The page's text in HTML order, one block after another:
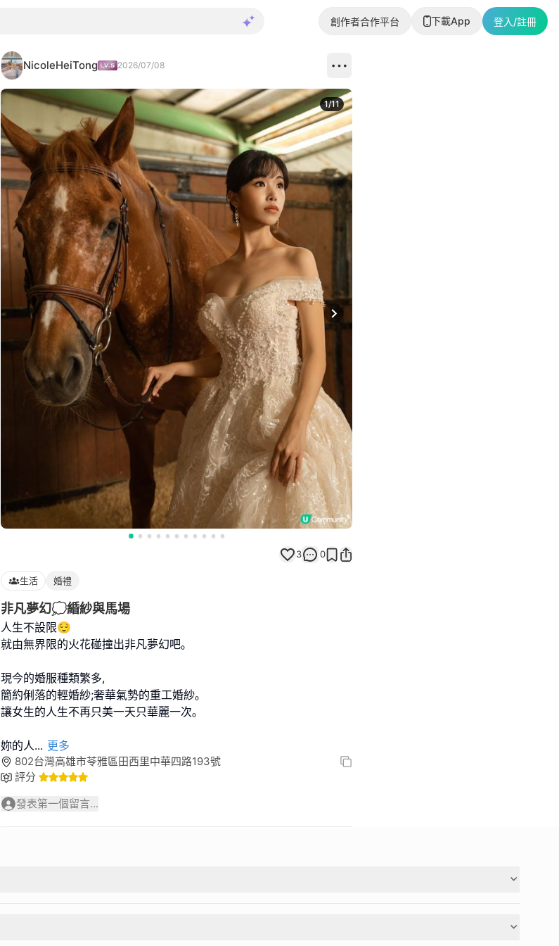
創作者合作平台 下載App 登入/註冊
NicoleHeiTong 2026/07/08
Next slide
1/11
3 0
生活 婚禮
非凡夢幻💭緍紗與馬場
人生不設限😌
就由無界限的火花碰撞出非凡夢幻吧｡
現今的婚服種類繁多,
簡約俐落的輕婚紗;奢華氣勢的重工婚紗｡
讓女生的人生不再只美一天只華麗一次｡
妳的人... 更多
802台灣高雄市苓雅區田西里中華四路193號
評分
發表第一個留言...